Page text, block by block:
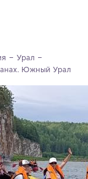
Урал
Южный Урал